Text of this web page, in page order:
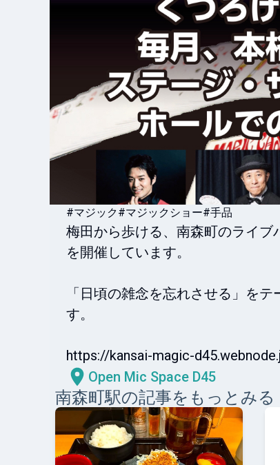
#マジック#マジックショー#手品
梅田から歩ける、南森町のライブ
を開催しています。
「日頃の雑念を忘れさせる」を
す。
https://kansai-magic-
Open Mic Space D45
南森町駅の記事をもっとみる